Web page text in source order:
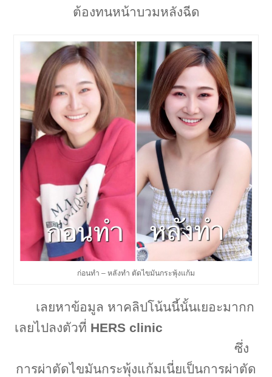
ต้องทนหน้าบวมหลังฉีด
ก่อนทำ – หลังทำ ตัดไขมันกระพุ้งแก้ม
เลยหาข้อมูล หาคลิปโน้นนี้นั้นเยอะมากก
เลยไปลงตัวที่ HERS clinic
ซึ่ง
การผ่าตัดไขมันกระพุ้งแก้มเนี่ยเป็นการผ่าตัด